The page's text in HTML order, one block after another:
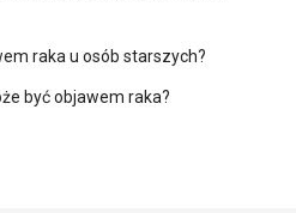
raka u osób starszych?
być objawem raka?